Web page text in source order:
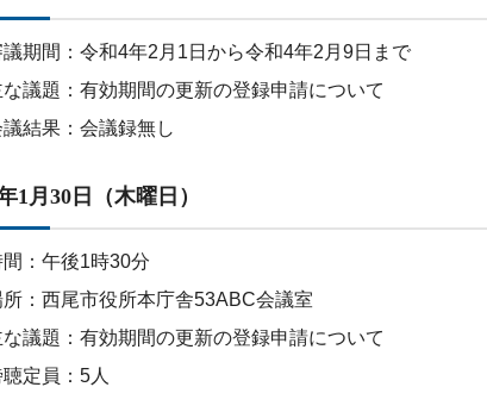
議期間：令和4年2月1日から令和4年2月9日まで
な議題：有効期間の更新の登録申請について
議結果：会議録無し
1月30日（木曜日）
間：午後1時30分
所：西尾市役所本庁舎53ABC会議室
な議題：有効期間の更新の登録申請について
定員：5人